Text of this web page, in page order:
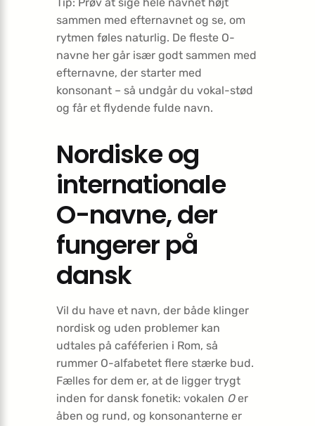
sammen med efternavnet og se, om
rytmen føles naturlig. De fleste O-
navne her går især godt sammen med
efternavne, der starter med
konsonant – så undgår du vokal-stød
og får et flydende fulde navn.
Nordiske og
internationale
O-navne, der
fungerer på
dansk
Vil du have et navn, der både klinger
nordisk og uden problemer kan
udtales på caféferien i Rom, så
rummer O-alfabetet flere stærke bud.
Fælles for dem er, at de ligger trygt
inden for dansk fonetik: vokalen Oer
åben og rund, og konsonanterne er